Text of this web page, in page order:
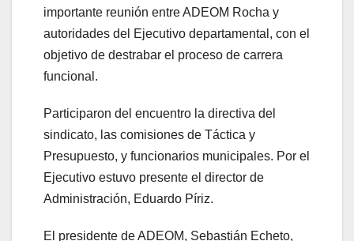
importante reunión entre ADEOM Rocha y
autoridades del Ejecutivo departamental, con el
objetivo de destrabar el proceso de carrera
funcional.
Participaron del encuentro la directiva del
sindicato, las comisiones de Táctica y
Presupuesto, y funcionarios municipales. Por el
Ejecutivo estuvo presente el director de
Administración, Eduardo Píriz.
El presidente de ADEOM, Sebastián Echeto,